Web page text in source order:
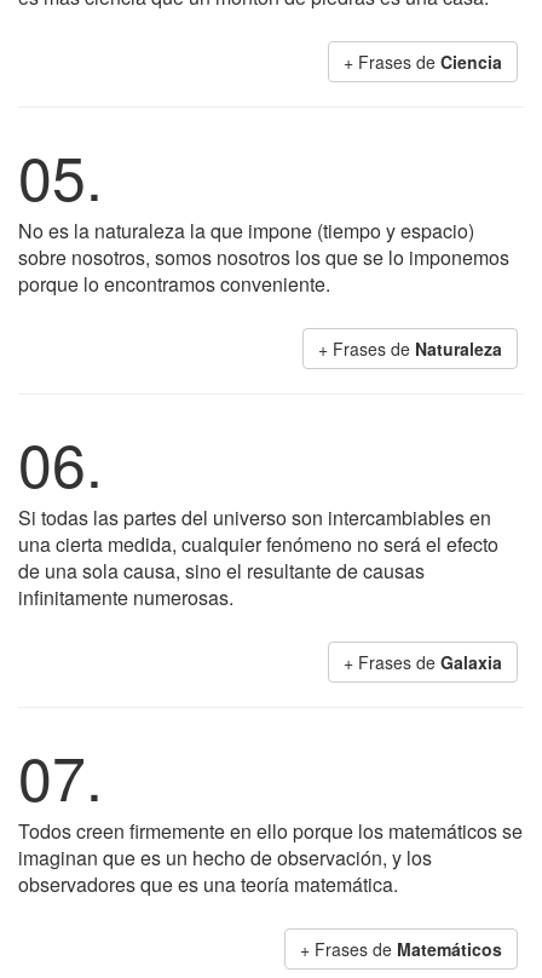
+ Frases de Ciencia
05.
No es la naturaleza la que impone (tiempo y espacio)
sobre nosotros, somos nosotros los que se lo imponemos
porque lo encontramos conveniente.
+ Frases de Naturaleza
06.
Si todas las partes del universo son intercambiables en
una cierta medida, cualquier fenómeno no será el efecto
de una sola causa, sino el resultante de causas
infinitamente numerosas.
+ Frases de Galaxia
07.
Todos creen firmemente en ello porque los matemáticos se
imaginan que es un hecho de observación, y los
observadores que es una teoría matemática.
+ Frases de Matemáticos